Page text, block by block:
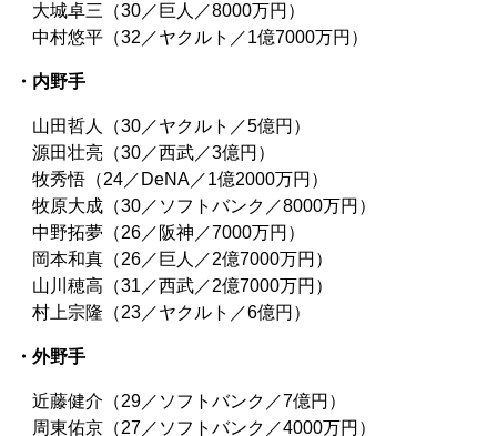
大城卓三（30／巨人／8000万円）
中村悠平（32／ヤクルト／1億7000万円）
・内野手
山田哲人（30／ヤクルト／5億円）
源田壮亮（30／西武／3億円）
牧秀悟（24／DeNA／1億2000万円）
牧原大成（30／ソフトバンク／8000万円）
中野拓夢（26／阪神／7000万円）
岡本和真（26／巨人／2億7000万円）
山川穂高（31／西武／2億7000万円）
村上宗隆（23／ヤクルト／6億円）
・外野手
近藤健介（29／ソフトバンク／7億円）
周東佑京（27／ソフトバンク／4000万円）